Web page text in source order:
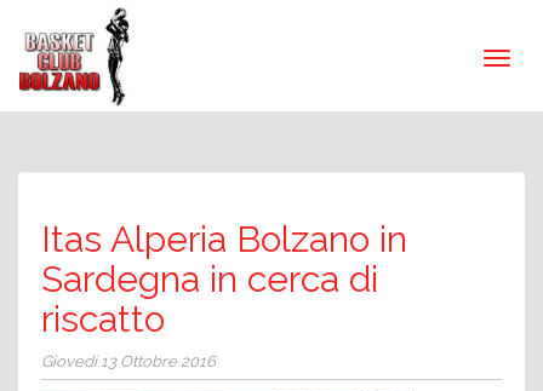
Itas Alperia Bolzano in
Sardegna in cerca di
riscatto
Giovedì 13 Ottobre 2016